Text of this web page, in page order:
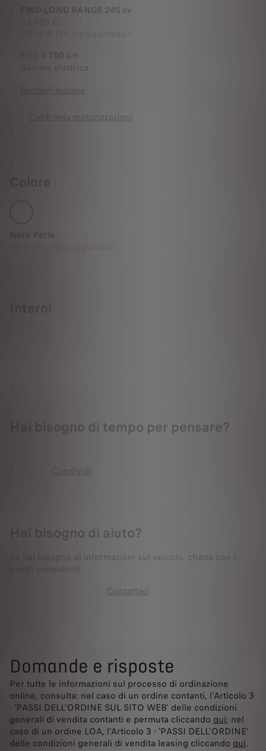
FWD LONG RANGE 245 cv
km
Gamma elettrica
Dettagli motore
Confronta motorizzazioni
Hai bisogno di tempo per pensare?
Condividi
Hai bisogno di aiuto?
Se hai bisogno di informazioni sul veicolo, chatta con i
nostri consulenti.
Contattaci
Domande e risposte
Per tutte le informazioni sul processo di ordinazione
online, consulta: nel caso di un ordine contanti, l'Articolo 3
- 'PASSI DELL'ORDINE SUL SITO WEB' delle condizioni
generali di vendita contanti e permuta cliccando qui; nel
caso di un ordine LOA, l'Articolo 3 - 'PASSI DELL'ORDINE'
delle condizioni generali di vendita leasing cliccando qui.